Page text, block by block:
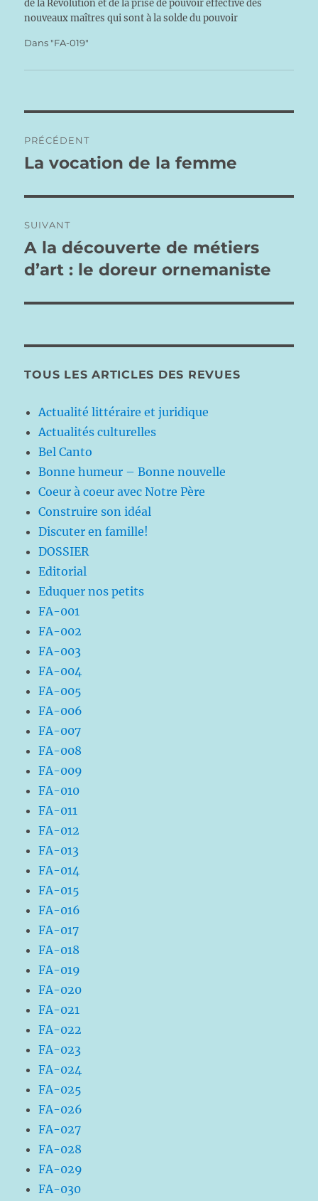
de la Révolution et de la prise de pouvoir effective des
nouveaux maîtres qui sont à la solde du pouvoir
Dans "FA-019"
de
PRÉCÉDENT
Publication
La vocation de la femme
SUIVANT
Publication
suivante :
A la découverte de métiers
d’art : le doreur ornemaniste
TOUS LES ARTICLES DES REVUES
Actualité littéraire et juridique
Actualités culturelles
Bel Canto
Bonne humeur – Bonne nouvelle
Coeur à coeur avec Notre Père
Construire son idéal
Discuter en famille!
DOSSIER
Editorial
Eduquer nos petits
FA-001
FA-002
FA-003
FA-004
FA-005
FA-006
FA-007
FA-008
FA-009
FA-010
FA-011
FA-012
FA-013
FA-014
FA-015
FA-016
FA-017
FA-018
FA-019
FA-020
FA-021
FA-022
FA-023
FA-024
FA-025
FA-026
FA-027
FA-028
FA-029
FA-030